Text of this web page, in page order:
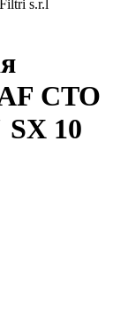
s.r.l
CTO
SX 10